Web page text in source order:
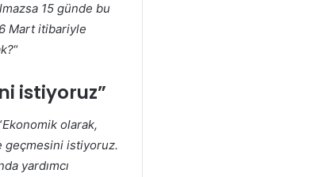
15 günde bu
Mart itibariyle
“
istiyoruz”
Ekonomik olarak,
geçmesini istiyoruz.
yardımcı